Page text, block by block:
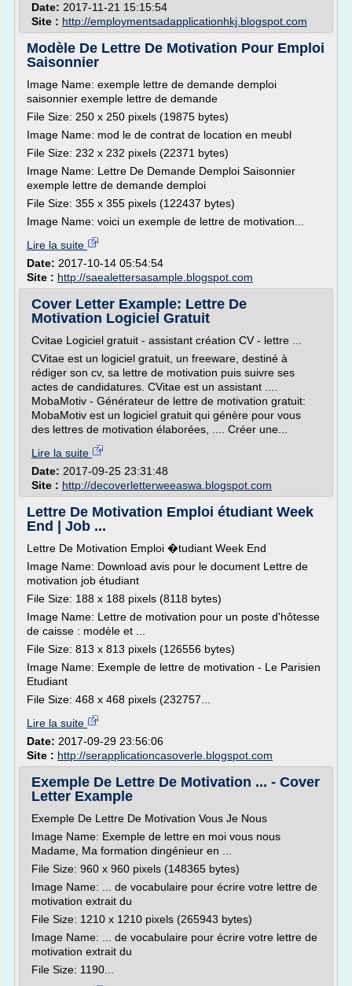
Date: 2017-11-21 15:15:54
Site : http://employmentsadapplicationhkj.blogspot.com
Modèle De Lettre De Motivation Pour Emploi
Saisonnier
Image Name: exemple lettre de demande demploi
saisonnier exemple lettre de demande
File Size: 250 x 250 pixels (19875 bytes)
Image Name: mod le de contrat de location en meubl
File Size: 232 x 232 pixels (22371 bytes)
Image Name: Lettre De Demande Demploi Saisonnier
exemple lettre de demande demploi
File Size: 355 x 355 pixels (122437 bytes)
Image Name: voici un exemple de lettre de motivation...
Lire la suite
Date: 2017-10-14 05:54:54
Site : http://saealettersasample.blogspot.com
Cover Letter Example: Lettre De
Motivation Logiciel Gratuit
Cvitae Logiciel gratuit - assistant création CV - lettre ...
CVitae est un logiciel gratuit, un freeware, destiné à
rédiger son cv, sa lettre de motivation puis suivre ses
actes de candidatures. CVitae est un assistant ....
MobaMotiv - Générateur de lettre de motivation gratuit:
MobaMotiv est un logiciel gratuit qui génère pour vous
des lettres de motivation élaborées, .... Créer une...
Lire la suite
Date: 2017-09-25 23:31:48
Site : http://decoverletterweeaswa.blogspot.com
Lettre De Motivation Emploi étudiant Week
End | Job ...
Lettre De Motivation Emploi �tudiant Week End
Image Name: Download avis pour le document Lettre de
motivation job étudiant
File Size: 188 x 188 pixels (8118 bytes)
Image Name: Lettre de motivation pour un poste d'hôtesse
de caisse : modèle et ...
File Size: 813 x 813 pixels (126556 bytes)
Image Name: Exemple de lettre de motivation - Le Parisien
Etudiant
File Size: 468 x 468 pixels (232757...
Lire la suite
Date: 2017-09-29 23:56:06
Site : http://serapplicationcasoverle.blogspot.com
Exemple De Lettre De Motivation ... - Cover
Letter Example
Exemple De Lettre De Motivation Vous Je Nous
Image Name: Exemple de lettre en moi vous nous
Madame, Ma formation dingénieur en ...
File Size: 960 x 960 pixels (148365 bytes)
Image Name: ... de vocabulaire pour écrire votre lettre de
motivation extrait du
File Size: 1210 x 1210 pixels (265943 bytes)
Image Name: ... de vocabulaire pour écrire votre lettre de
motivation extrait du
File Size: 1190...